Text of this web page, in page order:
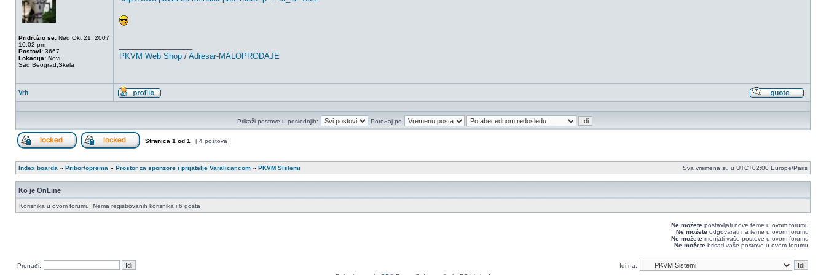
Pridružio se: Ned Okt 21, 2007
10:02 pm
Postovi: 3667
Lokacija: Novi
Sad,Beograd,Skela
PKVM Web Shop / Adresar-MALOPRODAJE
Vrh
Profil
Prikaži postove u poslednjih:
Poređaj po
Stranica 1 od 1 [ 4 postova ]
Index boarda » Pribor/oprema » Prostor za sponzore i prijatelje Varalicar.com » PKVM Sistemi Sva vremena su u UTC+02:00 Europe/Paris
Ko je OnLine
Korisnika u ovom forumu: Nema registrovanih korisnika i 6 gosta
Ne možete postavljati nove teme u ovom forumu
Ne možete odgovarati na teme u ovom forumu
Ne možete monjati vaše postove u ovom forumu
Ne možete brisati vaše postove u ovom forumu
Pronađi:
Idi na: